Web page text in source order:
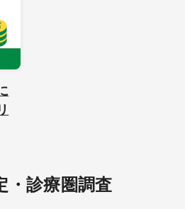
・診療圏調査